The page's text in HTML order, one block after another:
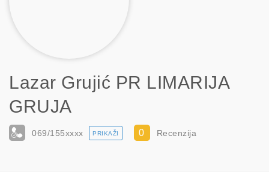
Lazar Grujić PR LIMARIJA
GRUJA
069/155xxxx PRIKAŽI 0 Recenzija